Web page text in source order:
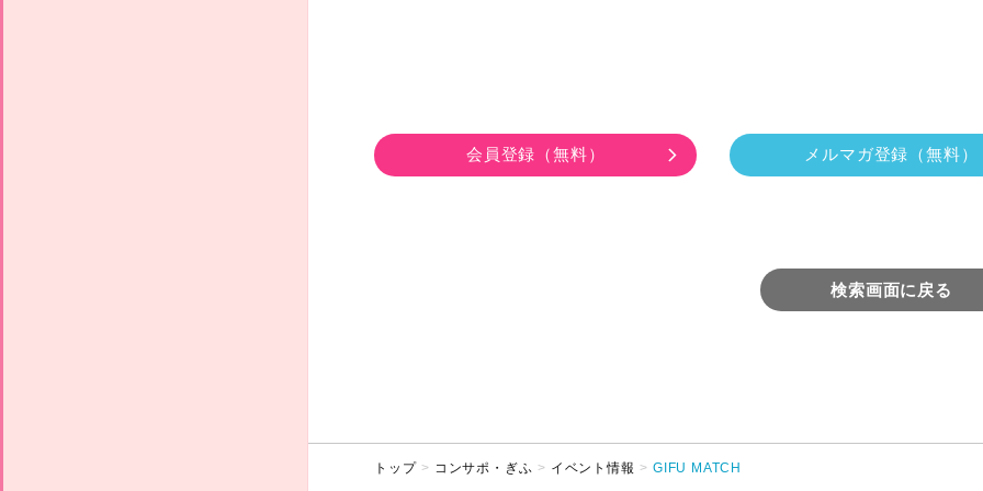
会員登録 （無料） メルマガ登録 （無料）
検索画面に戻る
トップ コンサポ・ぎふ イベント情報 GIFU MATCH